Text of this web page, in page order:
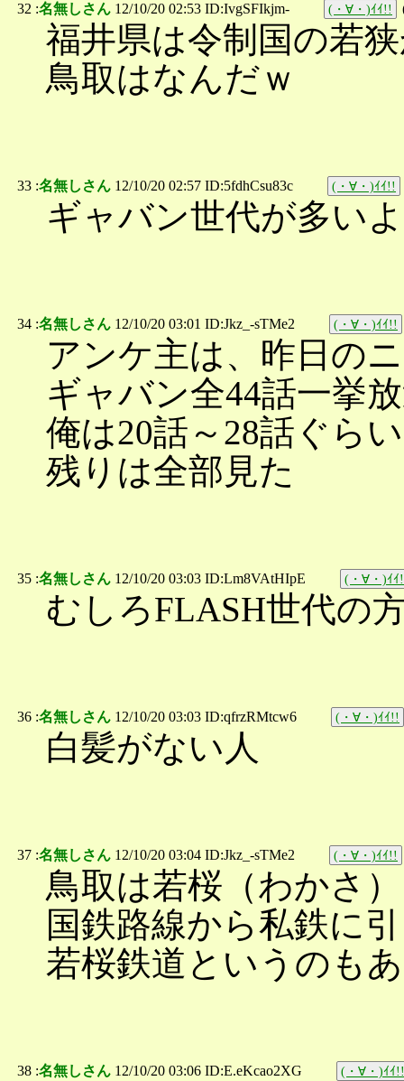
32 :名無しさん 12/10/20 02:53 ID:IvgSFIkjm- (・∀・)ｲｲ!!
福井県は令制国の若
鳥取はなんだｗ
33 :名無しさん 12/10/20 02:57 ID:5fdhCsu83c (・∀・)ｲｲ!!
ギャバン世代が多い
34 :名無しさん 12/10/20 03:01 ID:Jkz_-sTMe2 (・∀・)ｲｲ!!
アンケ主は、昨日の
ギャバン全44話一挙
俺は20話～28話ぐら
残りは全部見た
35 :名無しさん 12/10/20 03:03 ID:Lm8VAtHIpE (・∀・)ｲｲ
むしろFLASH世代の
36 :名無しさん 12/10/20 03:03 ID:qfrzRMtcw6 (・∀・)ｲｲ!!
白髪がない人
37 :名無しさん 12/10/20 03:04 ID:Jkz_-sTMe2 (・∀・)ｲｲ!!
鳥取は若桜（わかさ
国鉄路線から私鉄に
若桜鉄道というのも
38 :名無しさん 12/10/20 03:06 ID:E.eKcao2XG (・∀・)ｲｲ!!